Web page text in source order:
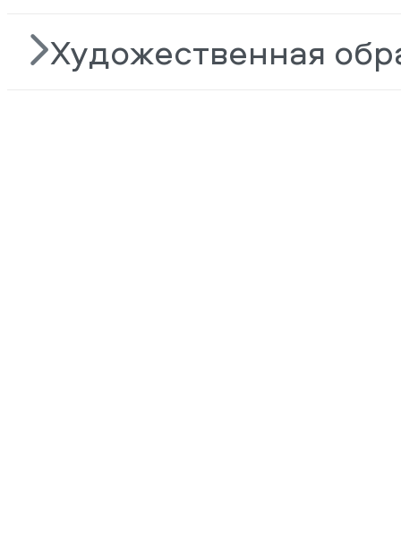
Художественная